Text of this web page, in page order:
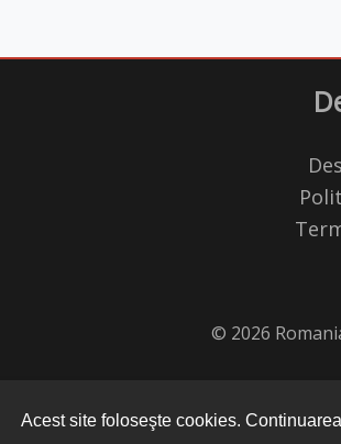
© 2026
Acest site foloseşte cookies.